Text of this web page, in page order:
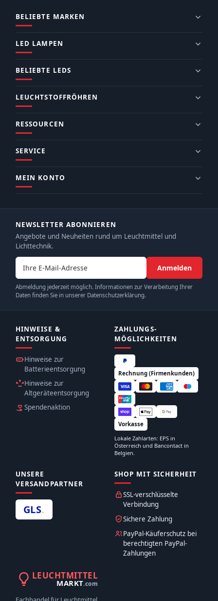
BELIEBTE MARKEN
LED LAMPEN
BELIEBTE LEDS
LEUCHTSTOFFRÖHREN
RESSOURCEN
SERVICE
MEIN KONTO
NEWSLETTER ABONNIEREN
Angebote und Neuheiten rund um Leuchtmittel und
Lichttechnik.
E-Mail-Adresse
Anmelden
Abmeldung jederzeit möglich. Informationen zur Verarbeitung Ihrer
Daten finden Sie in unserer Datenschutzerklärung.
HINWEISE &
ENTSORGUNG
Hinweise zur
Batterieentsorgung
Hinweise zur
Altgeräteentsorgung
Spendenaktion
ZAHLUNGS­
MÖGLICHKEITEN
Rechnung (Firmenkunden)
Vorkasse
Lokale Zahlarten: EPS in
Österreich und Bancontact in
Belgien.
UNSERE
VERSANDPARTNER
GLS.
SHOP MIT SICHERHEIT
SSL-verschlüsselte
Verbindung
Sichere Zahlung
PayPal-Käuferschutz bei
berechtigten PayPal-
Zahlungen
LEUCHTMITTEL
MARKT.com